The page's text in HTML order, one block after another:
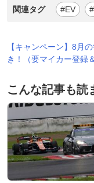
関連タグ #EV
【キャンペーン】8月
き！（要マイカー登録
こんな記事も読